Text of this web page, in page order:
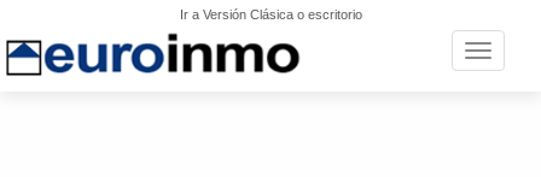
Ir a Versión Clásica o escritorio
Toggle